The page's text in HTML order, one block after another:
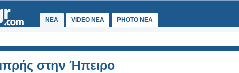
ΝΕΑ VIDEO NEA PHOTO NEA
στην Ήπειρο